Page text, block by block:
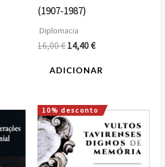
(1907-1987)
Diplomacia
16,00€ 14,40€
ADICIONAR
10% desconto
O
preço
original
era:
24,80 €.
O
preço
atual
é:
22,32 €.